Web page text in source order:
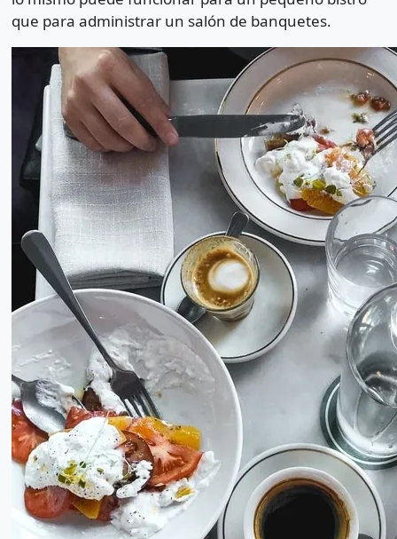
que para administrar un salón de banquetes.